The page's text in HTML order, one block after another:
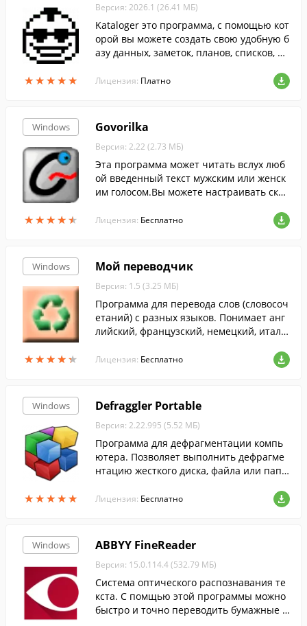
★★★★★
★★★★★
Версия: 2026.1 (26.41 МБ)
Kataloger это программа, с помощью кот
орой вы можете создать свою удобную б
азу данных, заметок, планов, списков, фа
душе угодно.
Лицензия: Платно
Windows
★★★★★
★★★★★
Govorilka
Версия: 2.22 (2.73 МБ)
Эта программа может читать вслух люб
ой введенный текст мужским или женск
им голосом.Вы можете настраивать скор
Лицензия: Бесплатно
Windows
★★★★★
★★★★★
Мой переводчик
Версия: 1.5 (3.25 МБ)
Программа для перевода слов (словосоч
етаний) с разных языков. Понимает анг
лийский, французский, немецкий, италь
Лицензия: Бесплатно
Windows
★★★★★
★★★★★
Defraggler Portable
Версия: 2.22.995 (5.52 МБ)
Программа для дефрагментации компь
ютера. Позволяет выполнить дефрагме
нтацию жесткого диска, файла или папк
Лицензия: Бесплатно
Windows ABBYY FineReader
Версия: 15.0.114.4 (532.79 МБ)
Cистема оптического распознавания те
кста. С помщью этой программы можно
быстро и точно переводить бумажные д